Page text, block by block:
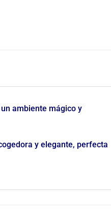
ambiente mágico y
y elegante, perfecta